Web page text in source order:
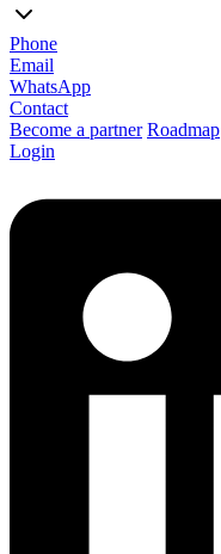
Phone
Email
WhatsApp
Contact
Become a partner Roadmap
Login